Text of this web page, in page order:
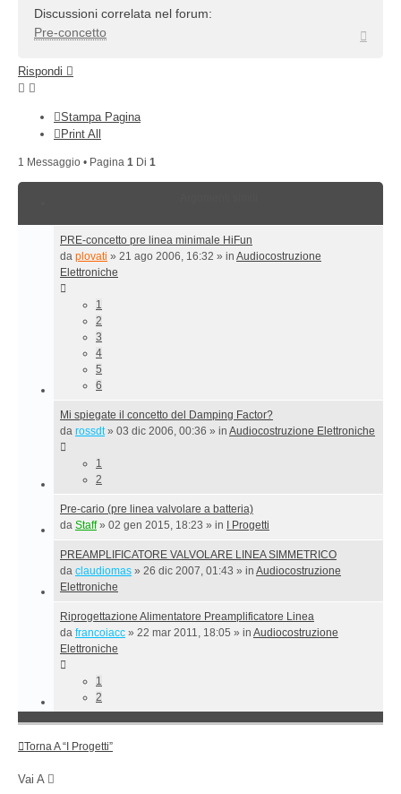
Discussioni correlata nel forum:
Pre-concetto
Rispondi
Stampa Pagina
Print All
1 Messaggio • Pagina 1 Di 1
PRE-concetto pre linea minimale HiFun
da plovati » 21 ago 2006, 16:32 » in Audiocostruzione
Elettroniche
1
2
3
4
5
6
Mi spiegate il concetto del Damping Factor?
da rossdt» 03 dic 2006, 00:36 » in Audiocostruzione Elettroniche
1
2
Pre-cario (pre linea valvolare a batteria)
da Staff» 02 gen 2015, 18:23 » in I Progetti
PREAMPLIFICATORE VALVOLARE LINEA SIMMETRICO
da claudiomas » 26 dic 2007, 01:43 » in Audiocostruzione
Elettroniche
Riprogettazione Alimentatore Preamplificatore Linea
da francoiacc » 22 mar 2011, 18:05 » in Audiocostruzione
Elettroniche
1
2
Torna A “I Progetti”
Vai A